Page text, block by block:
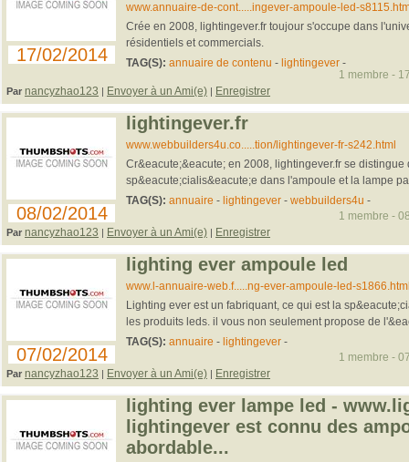
17/02/2014
www.annuaire-de-cont.....ingever-ampoule-led-
Crée en 2008, lightingever.fr toujour s'occupe dans
résidentiels et commercials.
TAG(S): annuaire de contenu - lightingever-
Par nancyzhao123 | Envoyer à un Ami(e) | Enregistrer
1 membre -
08/02/2014
lightingever.fr
www.webbuilders4u.co.....tion/lightingever-fr-s242.html
Cr&eacute;&eacute; en 2008, lightingever.fr se
sp&eacute;cialis&eacute;e dans l'ampoule et la lampe
TAG(S): annuaire - lightingever- webbuilders4u -
Par nancyzhao123 | Envoyer à un Ami(e) | Enregistrer
1 membre -
07/02/2014
lighting ever ampoule led
www.l-annuaire-web.f.....ng-ever-ampoule-led-
Lighting ever est un fabriquant, ce qui est la
les produits leds. il vous non seulement propose de
TAG(S): annuaire - lightingever-
Par nancyzhao123 | Envoyer à un Ami(e) | Enregistrer
1 membre -
lighting ever lampe led -
lightingever est connu des
abordable...